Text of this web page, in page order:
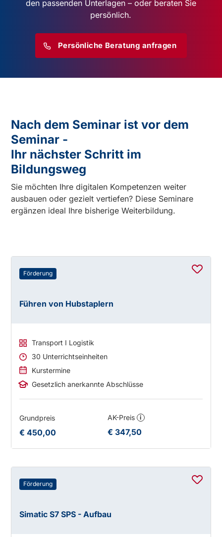
den passenden Unterlagen – oder beraten Sie
persönlich.
Persönliche Beratung anfragen
Nach dem Seminar ist vor dem
Seminar -
Ihr nächster Schritt im
Bildungsweg
Sie möchten Ihre digitalen Kompetenzen weiter
ausbauen oder gezielt vertiefen? Diese Seminare
ergänzen ideal Ihre bisherige Weiterbildung.
Förderung
Führen von Hubstaplern
Transport I Logistik
30 Unterrichtseinheiten
Kurstermine
Gesetzlich anerkannte Abschlüsse
Grundpreis
€ 450,00
AK-Preis i
€ 347,50
Förderung
Simatic S7 SPS - Aufbau